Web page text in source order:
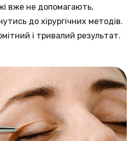
вже не допомагають,
до хірургічних методів.
і тривалий результат.